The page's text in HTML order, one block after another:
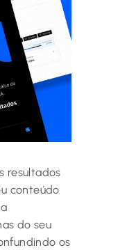
resultados
conteúdo
do seu
os